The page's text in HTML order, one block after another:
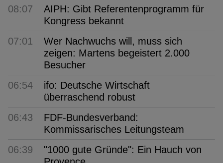
08:07
AIPH: Gibt Referentenprogramm für
Kongress bekannt
07:01
Wer Nachwuchs will, muss sich
zeigen: Martens begeistert 2.000
Besucher
06:54
ifo: Deutsche Wirtschaft
überraschend robust
06:43
FDF-Bundesverband:
Kommissarisches Leitungsteam
06:39
"1000 gute Gründe": Ein Hauch von